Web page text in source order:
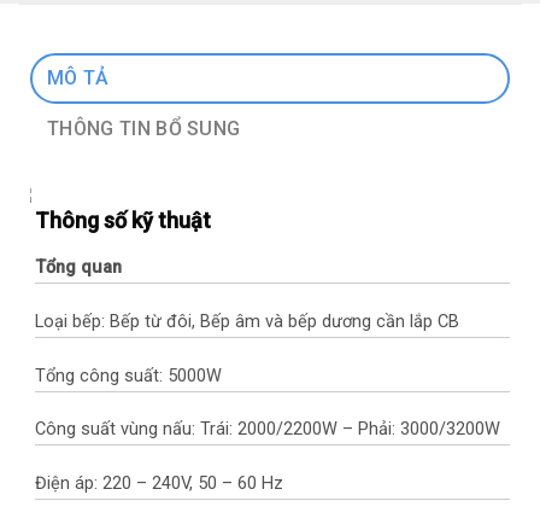
MÔ TẢ
THÔNG TIN BỔ SUNG
Thông số kỹ thuật
Tổng quan
Loại bếp: Bếp từ đôi, Bếp âm và bếp dương cần lắp CB
Tổng công suất: 5000W
Công suất vùng nấu: Trái: 2000/2200W – Phải: 3000/3200W
Điện áp: 220 – 240V, 50 – 60 Hz